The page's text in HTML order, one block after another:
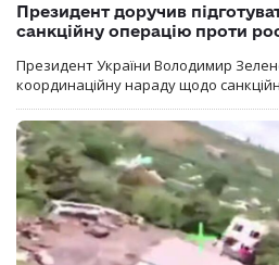
Президент доручив
санкційну операцію проти
Президент України Володимир
координаційну нараду щодо